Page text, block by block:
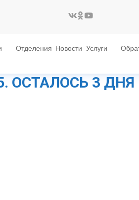
Отделения Новости Услуги
ОСТАЛОСЬ 3 ДНЯ